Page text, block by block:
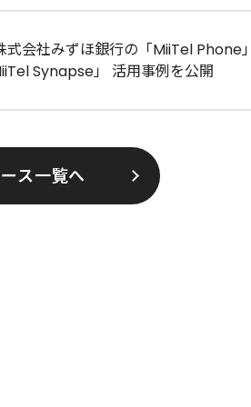
式会社みずほ銀行の「MiiTel Phone
Synapse」 活用事例を公開
ス一覧へ